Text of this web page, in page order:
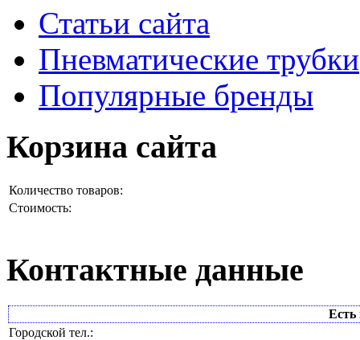
Статьи сайта
Пневматические трубки
Популярные бренды
Корзина сайта
Количество товаров:
Стоимость:
Контактные данные
Есть
Городской тел.: